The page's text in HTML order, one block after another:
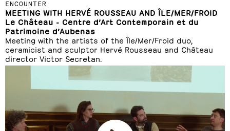
ENCOUNTER
MEETING WITH HERVÉ ROUSSEAU AND ÎLE/MER/FROID
Le Château - Centre d’Art Contemporain et du
Patrimoine d’Aubenas
Meeting with the artists of the Île/Mer/Froid duo,
ceramicist and sculptor Hervé Rousseau and Château
director Victor Secretan.